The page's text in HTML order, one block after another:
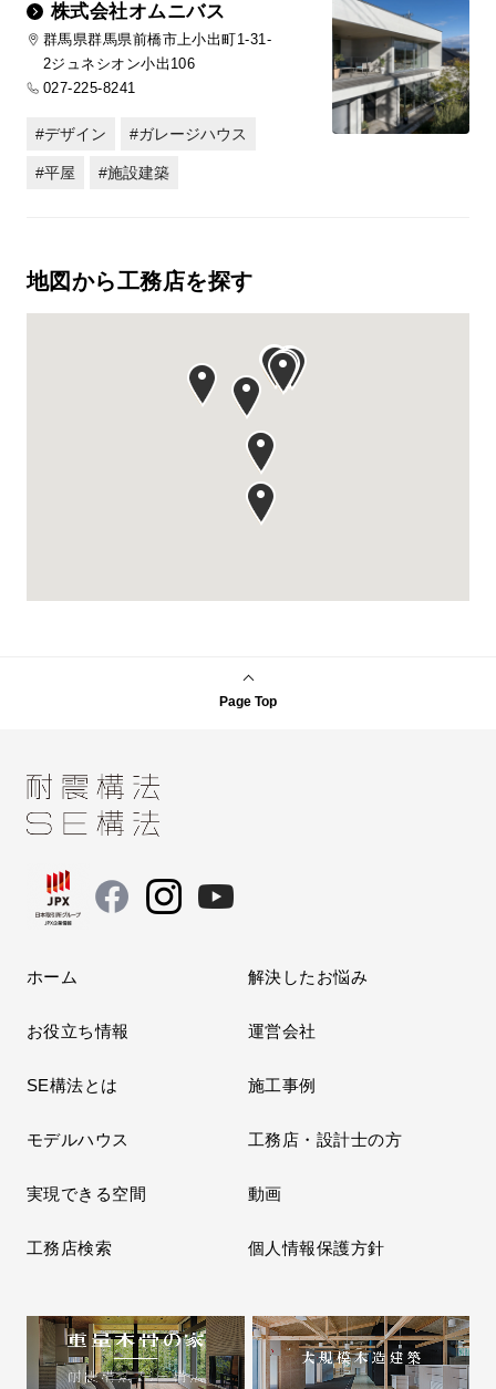
株式会社オムニバス
群馬県群馬県前橋市上小出町1-31-
2ジュネシオン小出106
027-225-8241
デザイン ガレージハウス
平屋 施設建築
地図から工務店を探す
Page Top
ホーム 解決したお悩み
お役立ち情報 運営会社
SE構法とは 施工事例
モデルハウス 工務店・設計士の方
実現できる空間 動画
工務店検索 個人情報保護方針